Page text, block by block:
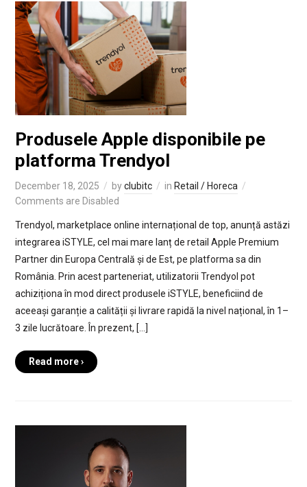
Produsele Apple disponibile pe
platforma Trendyol
December 18, 2025 byclubitc in Retail / Horeca
Comments are Disabled
Trendyol, marketplace online internațional de top, anunță astăzi
integrarea iSTYLE, cel mai mare lanț de retail Apple Premium
Partner din Europa Centrală și de Est, pe platforma sa din
România. Prin acest parteneriat, utilizatorii Trendyol pot
achiziționa în mod direct produsele iSTYLE, beneficiind de
aceeași garanție a calității și livrare rapidă la nivel național, în 1–
3 zile lucrătoare. În prezent, […]
Read more ›